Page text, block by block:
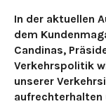
In der aktuellen
dem
Candinas,
Verkehrspolitik
unserer
aufrechterhalten